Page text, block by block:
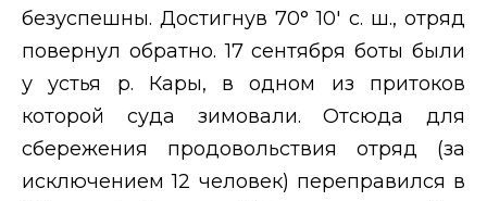
безуспешны. Достигнув 70° 10′ с. ш., отряд
повернул обратно. 17 сентября боты были
у устья р. Кары, в одном из притоков
которой суда зимовали. Отсюда для
сбережения продовольствия отряд (за
исключением 12 человек) переправился в